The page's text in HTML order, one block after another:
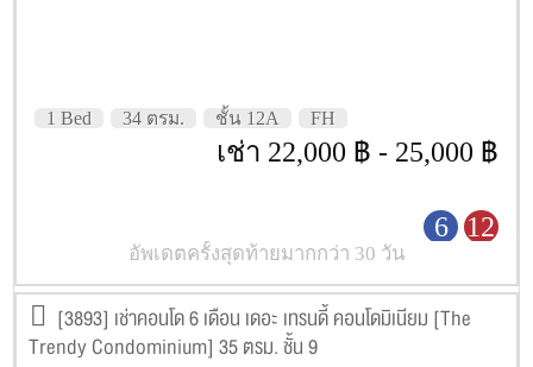
1 Bed 34 ตรม. ชั้น 12A FH
เช่า 22,000 ฿ - 25,000 ฿
6 12
อัพเดตครั้งสุดท้ายมากกว่า 30 วัน
[3893] เช่าคอนโด 6 เดือน เดอะ เทรนดี้ คอนโดมิเนียม [The
Trendy Condominium] 35 ตรม. ชั้น 9